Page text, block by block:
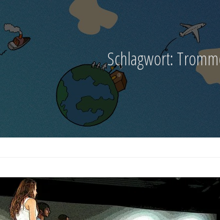
Schlagwort: